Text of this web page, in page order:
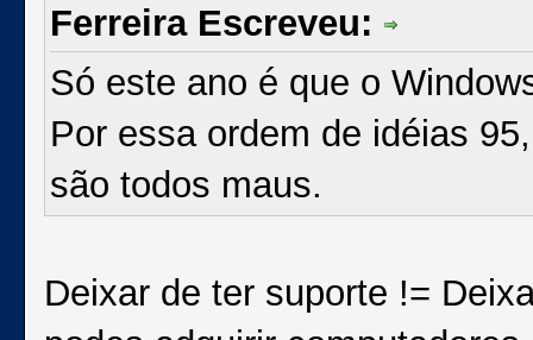
Ferreira Escreveu:
Só este ano é que o
Por essa ordem de idéias
são todos maus.
Deixar de ter suporte !=